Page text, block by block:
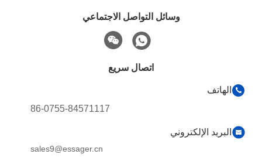
وسائل التواصل الاجتماعي
اتصال سريع
الهاتف
86-0755-84571117
البريد الإلكتروني
sales9@essager.cn